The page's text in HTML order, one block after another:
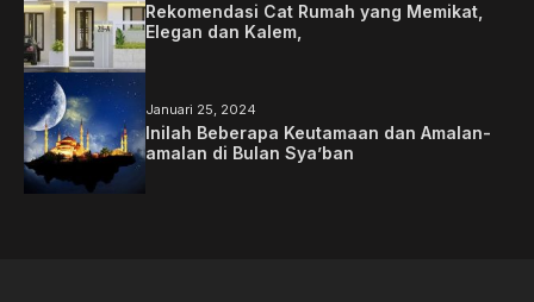
Rekomendasi Cat Rumah yang Memikat,
Elegan dan Kalem,
Januari 25, 2024
Inilah Beberapa Keutamaan dan Amalan-
amalan di Bulan Sya’ban